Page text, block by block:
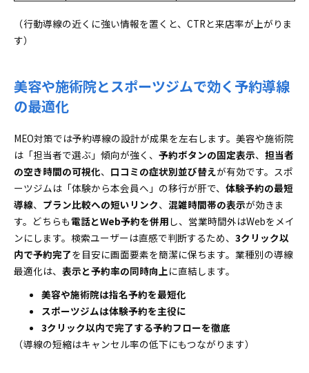
（行動導線の近くに強い情報を置くと、CTRと来店率が上がりま
す）
美容や施術院とスポーツジムで効く予約導線
の最適化
MEO対策では予約導線の設計が成果を左右します。美容や施術院
は「担当者で選ぶ」傾向が強く、 予約ボタンの固定表示、 担当者
の空き時間の可視化、 口コミの症状別並び替えが有効です。スポ
ーツジムは「体験から本会員へ」の移行が肝で、 体験予約の最短
導線、 プラン比較への短いリンク、 混雑時間帯の表示が効きま
す。どちらも電話とWeb予約を併用 し、営業時間外はWebをメイ
ンにします。検索ユーザーは直感で判断するため、 3クリック以
内で予約完了を目安に画面要素を簡潔に保ちます。業種別の導線
最適化は、 表示と予約率の同時向上に直結します。
美容や施術院は指名予約を最短化
スポーツジムは体験予約を主役に
3クリック以内で完了する予約フローを徹底
（導線の短縮はキャンセル率の低下にもつながります）